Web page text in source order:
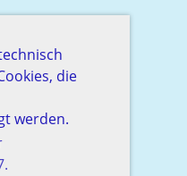
die
werden.